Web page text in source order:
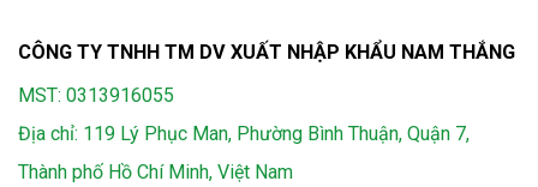
CÔNG TY TNHH TM DV XUẤT NHẬP KHẨU NAM THẮNG
MST: 0313916055
Địa chỉ: 119 Lý Phục Man, Phường Bình Thuận, Quận 7,
Thành phố Hồ Chí Minh, Việt Nam